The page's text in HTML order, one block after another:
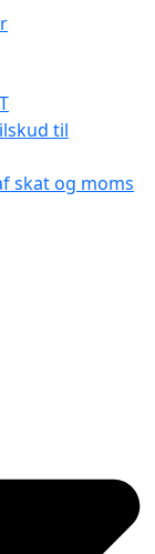
til
skat og moms